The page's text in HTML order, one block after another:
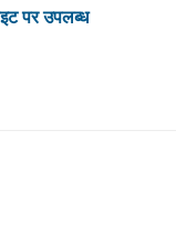
पर उपलब्ध